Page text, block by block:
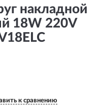
накладной
18W 220V
к сравнению